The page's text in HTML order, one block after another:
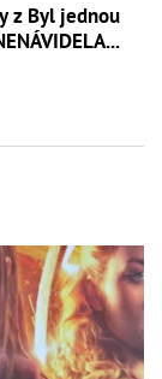
z Byl jednou